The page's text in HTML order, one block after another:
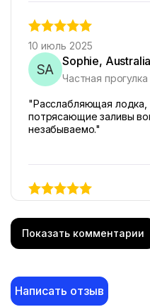
10 июль 2025
SA
Sophie, Australia
Частная
"Расслабляющая лодка,
потрясающие заливы
незабываемо."
DU
Частная прогулка
уникальным
действительно
Показать комментарии
Написать отзыв